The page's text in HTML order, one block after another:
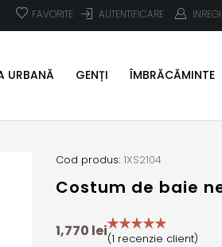
AUTENTIFICARE
FAVORITE
URBANĂ GENȚI ÎMBRĂCĂMINTE
Cod produs: 1XS2104
Costum de baie
1,770 lei(1 recenzie client)